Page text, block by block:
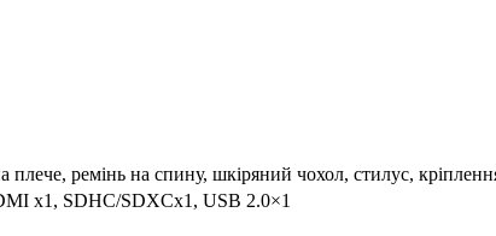
плече, ремінь на спину, шкіряний чохол, стилус,
x1, SDHC/SDXCx1, USB 2.0×1